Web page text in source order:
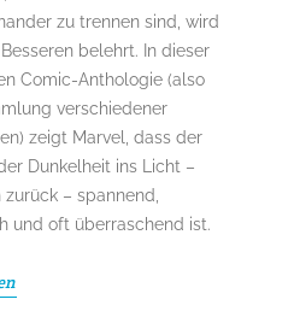
zu trennen sind, wird
belehrt. In dieser
Comic-Anthologie (also
verschiedener
zeigt Marvel, dass der
Dunkelheit ins Licht –
– spannend,
und oft überraschend ist.